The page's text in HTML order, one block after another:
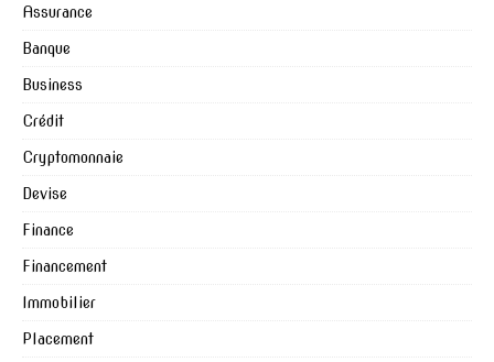
Assurance
Banque
Business
Crédit
Cryptomonnaie
Devise
Finance
Financement
Immobilier
Placement